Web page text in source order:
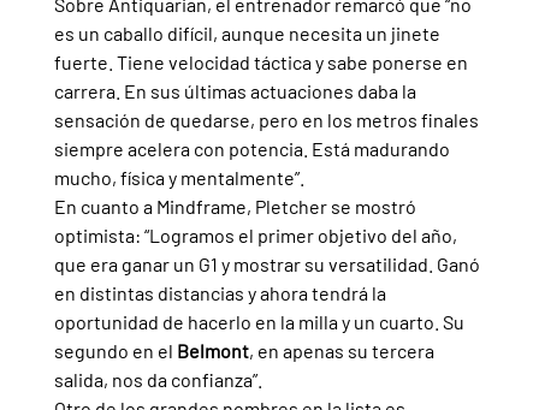
es un caballo difícil, aunque necesita un jinete
fuerte. Tiene velocidad táctica y sabe ponerse en
carrera. En sus últimas actuaciones daba la
sensación de quedarse, pero en los metros finales
siempre acelera con potencia. Está madurando
mucho, física y mentalmente”.
En cuanto a Mindframe, Pletcher se mostró
optimista: “Logramos el primer objetivo del año,
que era ganar un G1 y mostrar su versatilidad. Ganó
en distintas distancias y ahora tendrá la
oportunidad de hacerlo en la milla y un cuarto. Su
segundo en el Belmont, en apenas su tercera
salida, nos da confianza”.